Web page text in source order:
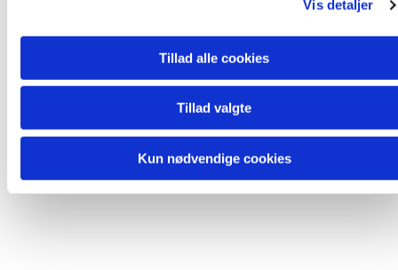
Vis detaljer
Tillad alle cookies
Tillad valgte
Kun nødvendige cookies